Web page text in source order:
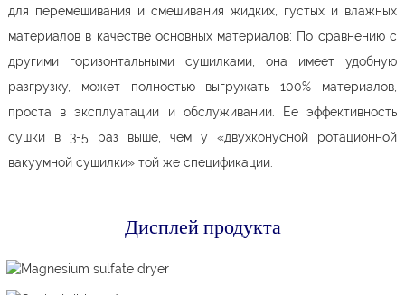
для перемешивания и смешивания жидких, густых и влажных
материалов в качестве основных материалов; По сравнению с
другими горизонтальными сушилками, она имеет удобную
разгрузку, может полностью выгружать 100% материалов,
проста в эксплуатации и обслуживании. Ее эффективность
сушки в 3-5 раз выше, чем у «двухконусной ротационной
вакуумной сушилки» той же спецификации.
Дисплей продукта